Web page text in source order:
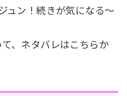
ュン！続きが気になる～
、ネタバレはこちらか